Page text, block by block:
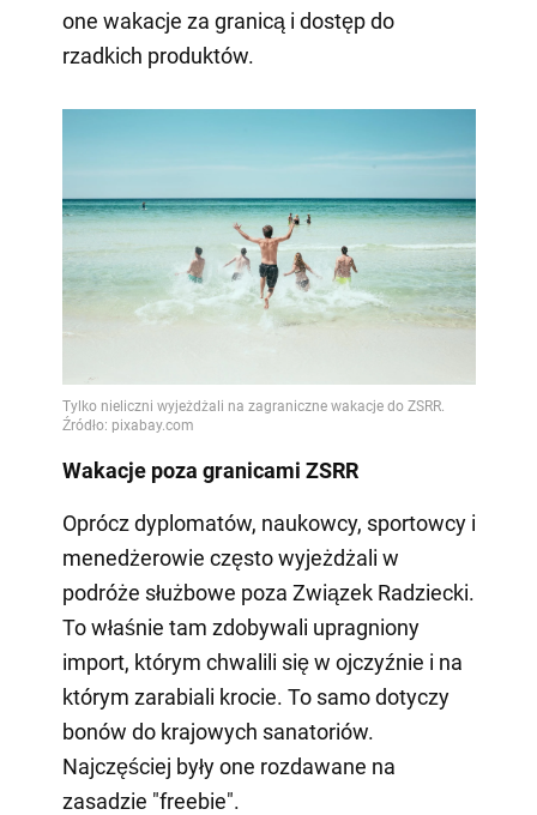
one wakacje za granicą i dostęp do
rzadkich produktów.
Wakacje poza granicami ZSRR
Oprócz dyplomatów, naukowcy, sportowcy i
menedżerowie często wyjeżdżali w
podróże służbowe poza Związek Radziecki.
To właśnie tam zdobywali upragniony
import, którym chwalili się w ojczyźnie i na
którym zarabiali krocie. To samo dotyczy
bonów do krajowych sanatoriów.
Najczęściej były one rozdawane na
zasadzie "freebie".